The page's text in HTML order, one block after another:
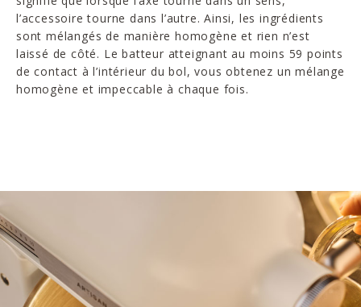
l’accessoire tourne dans l’autre. Ainsi, les ingrédients
sont mélangés de manière homogène et rien n’est
laissé de côté. Le batteur atteignant au moins 59 points
de contact à l’intérieur du bol, vous obtenez un mélange
homogène et impeccable à chaque fois.